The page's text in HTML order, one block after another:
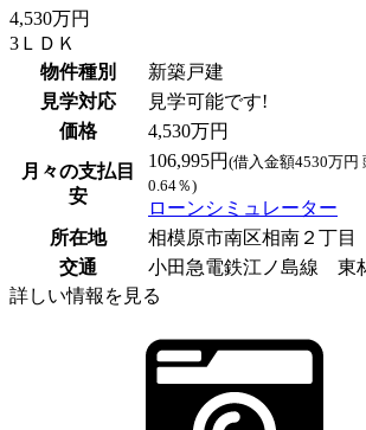
4,530万円
3ＬＤＫ
物件種別
新築戸建
見学対応
見学可能です!
価格
4,530万円
月々の支払目
安
106,995円 (借入金額4530万円
0.64％)
ローンシミュレーター
所在地
相模原市南区相南２丁目
交通
小田急電鉄江ノ島線 東
詳しい情報を見る